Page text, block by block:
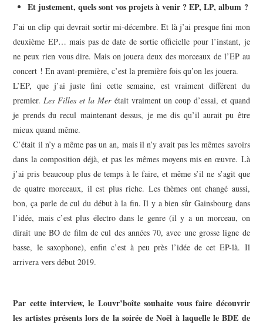
Et justement, quels sont vos projets à venir ? EP, LP, album ?
J’ai un clip qui devrait sortir mi-décembre. Et là j’ai presque fini mon
deuxième EP… mais pas de date de sortie officielle pour l’instant, je
ne peux rien vous dire. Mais on jouera deux des morceaux de l’EP au
concert ! En avant-première, c’est la première fois qu’on les jouera.
L’EP, que j’ai juste fini cette semaine, est vraiment différent du
premier. Les Filles et la Merétait vraiment un coup d’essai, et quand
je prends du recul maintenant dessus, je me dis qu’il aurait pu être
mieux quand même.
C’était il n’y a même pas un an, mais il n’y avait pas les mêmes savoirs
dans la composition déjà, et pas les mêmes moyens mis en œuvre. Là
j’ai pris beaucoup plus de temps à le faire, et même s’il ne s’agit que
de quatre morceaux, il est plus riche. Les thèmes ont changé aussi,
bon, ça parle de cul du début à la fin. Il y a bien sûr Gainsbourg dans
l’idée, mais c’est plus électro dans le genre (il y a un morceau, on
dirait une BO de film de cul des années 70, avec une grosse ligne de
basse, le saxophone), enfin c’est à peu près l’idée de cet EP-là. Il
arrivera vers début 2019.
Par cette interview, le Louvr’boîte souhaite vous faire découvrir
les artistes présents lors de la soirée de Noël à laquelle le BDE de